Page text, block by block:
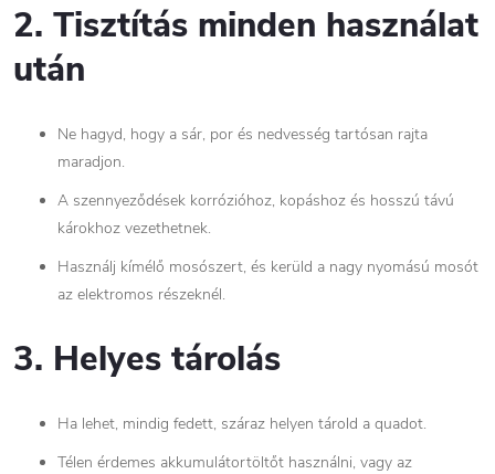
2. Tisztítás minden használat
után
Ne hagyd, hogy a sár, por és nedvesség tartósan rajta
maradjon.
A szennyeződések korrózióhoz, kopáshoz és hosszú távú
károkhoz vezethetnek.
Használj kímélő mosószert, és kerüld a nagy nyomású mosót
az elektromos részeknél.
3. Helyes tárolás
Ha lehet, mindig fedett, száraz helyen tárold a quadot.
Télen érdemes akkumulátortöltőt használni, vagy az